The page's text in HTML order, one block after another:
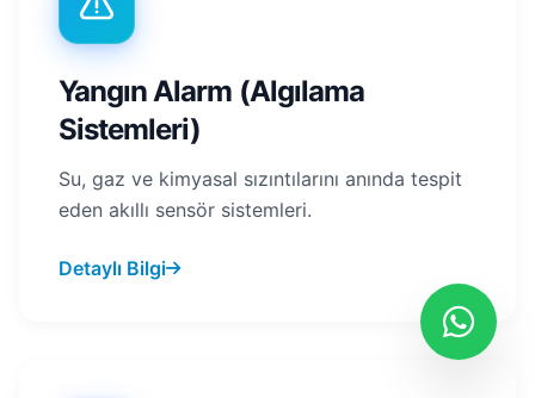
Yangın Alarm (Algılama
Sistemleri)
Su, gaz ve kimyasal sızıntılarını anında tespit
eden akıllı sensör sistemleri.
Detaylı Bilgi